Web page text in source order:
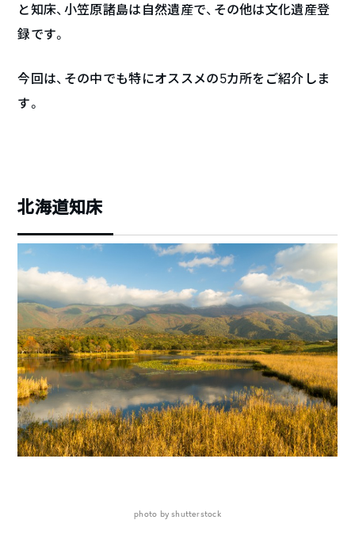
と知床、小笠原諸島は自然遺産で、その他は文化遺産登
録です。
今回は、その中でも特にオススメの5カ所をご紹介しま
す。
北海道知床
photo by shutterstock